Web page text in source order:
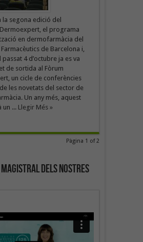
la segona edició del
el programa
en dermofarmàcia del
de Barcelona i,
4 d’octubre ja es va
de sortida al Fòrum
un cicle de conferències
les novetats del sector de
Un any més, aquest
un ... Llegir Més »
Pàgina 1 of 2
dels nostres